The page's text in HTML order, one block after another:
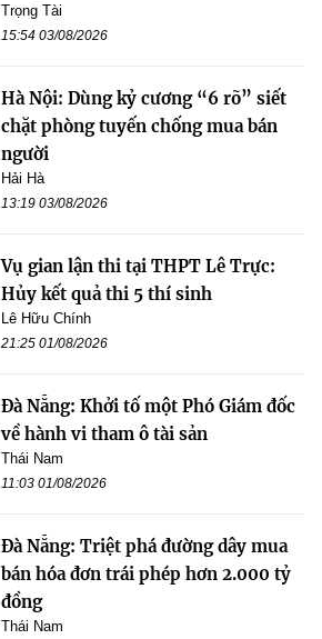
Trọng Tài
15:54 03/08/2026
Hà Nội: Dùng kỷ cương “6 rõ” siết
chặt phòng tuyến chống mua bán
người
Hải Hà
13:19 03/08/2026
Vụ gian lận thi tại THPT Lê Trực:
Hủy kết quả thi 5 thí sinh
Lê Hữu Chính
21:25 01/08/2026
Đà Nẵng: Khởi tố một Phó Giám đốc
về hành vi tham ô tài sản
Thái Nam
11:03 01/08/2026
Đà Nẵng: Triệt phá đường dây mua
bán hóa đơn trái phép hơn 2.000 tỷ
đồng
Thái Nam